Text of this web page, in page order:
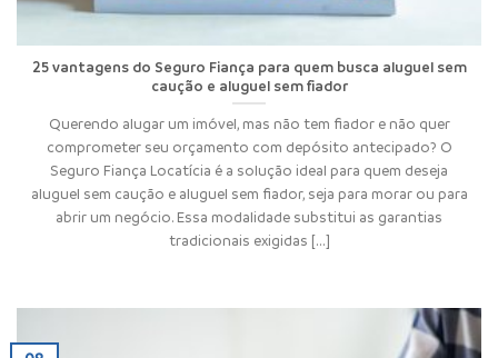
25 vantagens do Seguro Fiança para quem busca aluguel sem
caução e aluguel sem fiador
Querendo alugar um imóvel, mas não tem fiador e não quer
comprometer seu orçamento com depósito antecipado? O
Seguro Fiança Locatícia é a solução ideal para quem deseja
aluguel sem caução e aluguel sem fiador, seja para morar ou para
abrir um negócio. Essa modalidade substitui as garantias
tradicionais exigidas [...]